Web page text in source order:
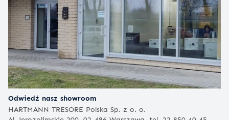
Odwiedź nasz showroom
HARTMANN TRESORE Polska Sp. z o. o.